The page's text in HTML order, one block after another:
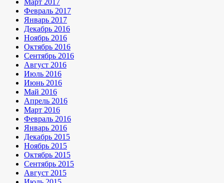
Февраль 2017
Январь 2017
Декабрь 2016
Ноябрь 2016
Октябрь 2016
Сентябрь 2016
Август 2016
Июль 2016
Июнь 2016
Май 2016
Апрель 2016
Март 2016
Февраль 2016
Январь 2016
Декабрь 2015
Ноябрь 2015
Октябрь 2015
Сентябрь 2015
Август 2015